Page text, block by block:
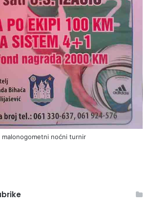
malonogometni noćni turnir